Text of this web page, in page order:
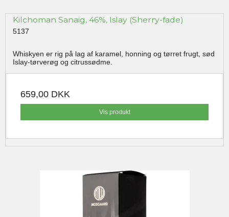
Kilchoman Sanaig, 46%, Islay (Sherry-fade)
5137
Whiskyen er rig på lag af karamel, honning og tørret frugt, sød
Islay-tørverøg og citrussødme.
659,00 DKK
Vis produkt